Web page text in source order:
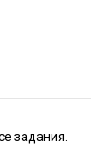
задания.